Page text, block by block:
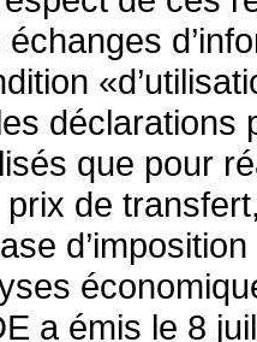
que pour
de
a émis le 8